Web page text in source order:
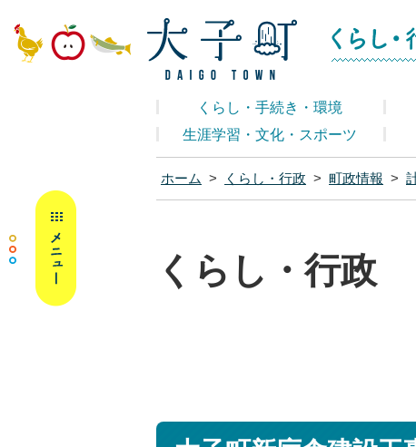
大子町ホームペ
くらし・手続き・環境
生涯学習・文化・スポーツ
ホーム > くらし・行政 > 町政情報 >
くらし・行政